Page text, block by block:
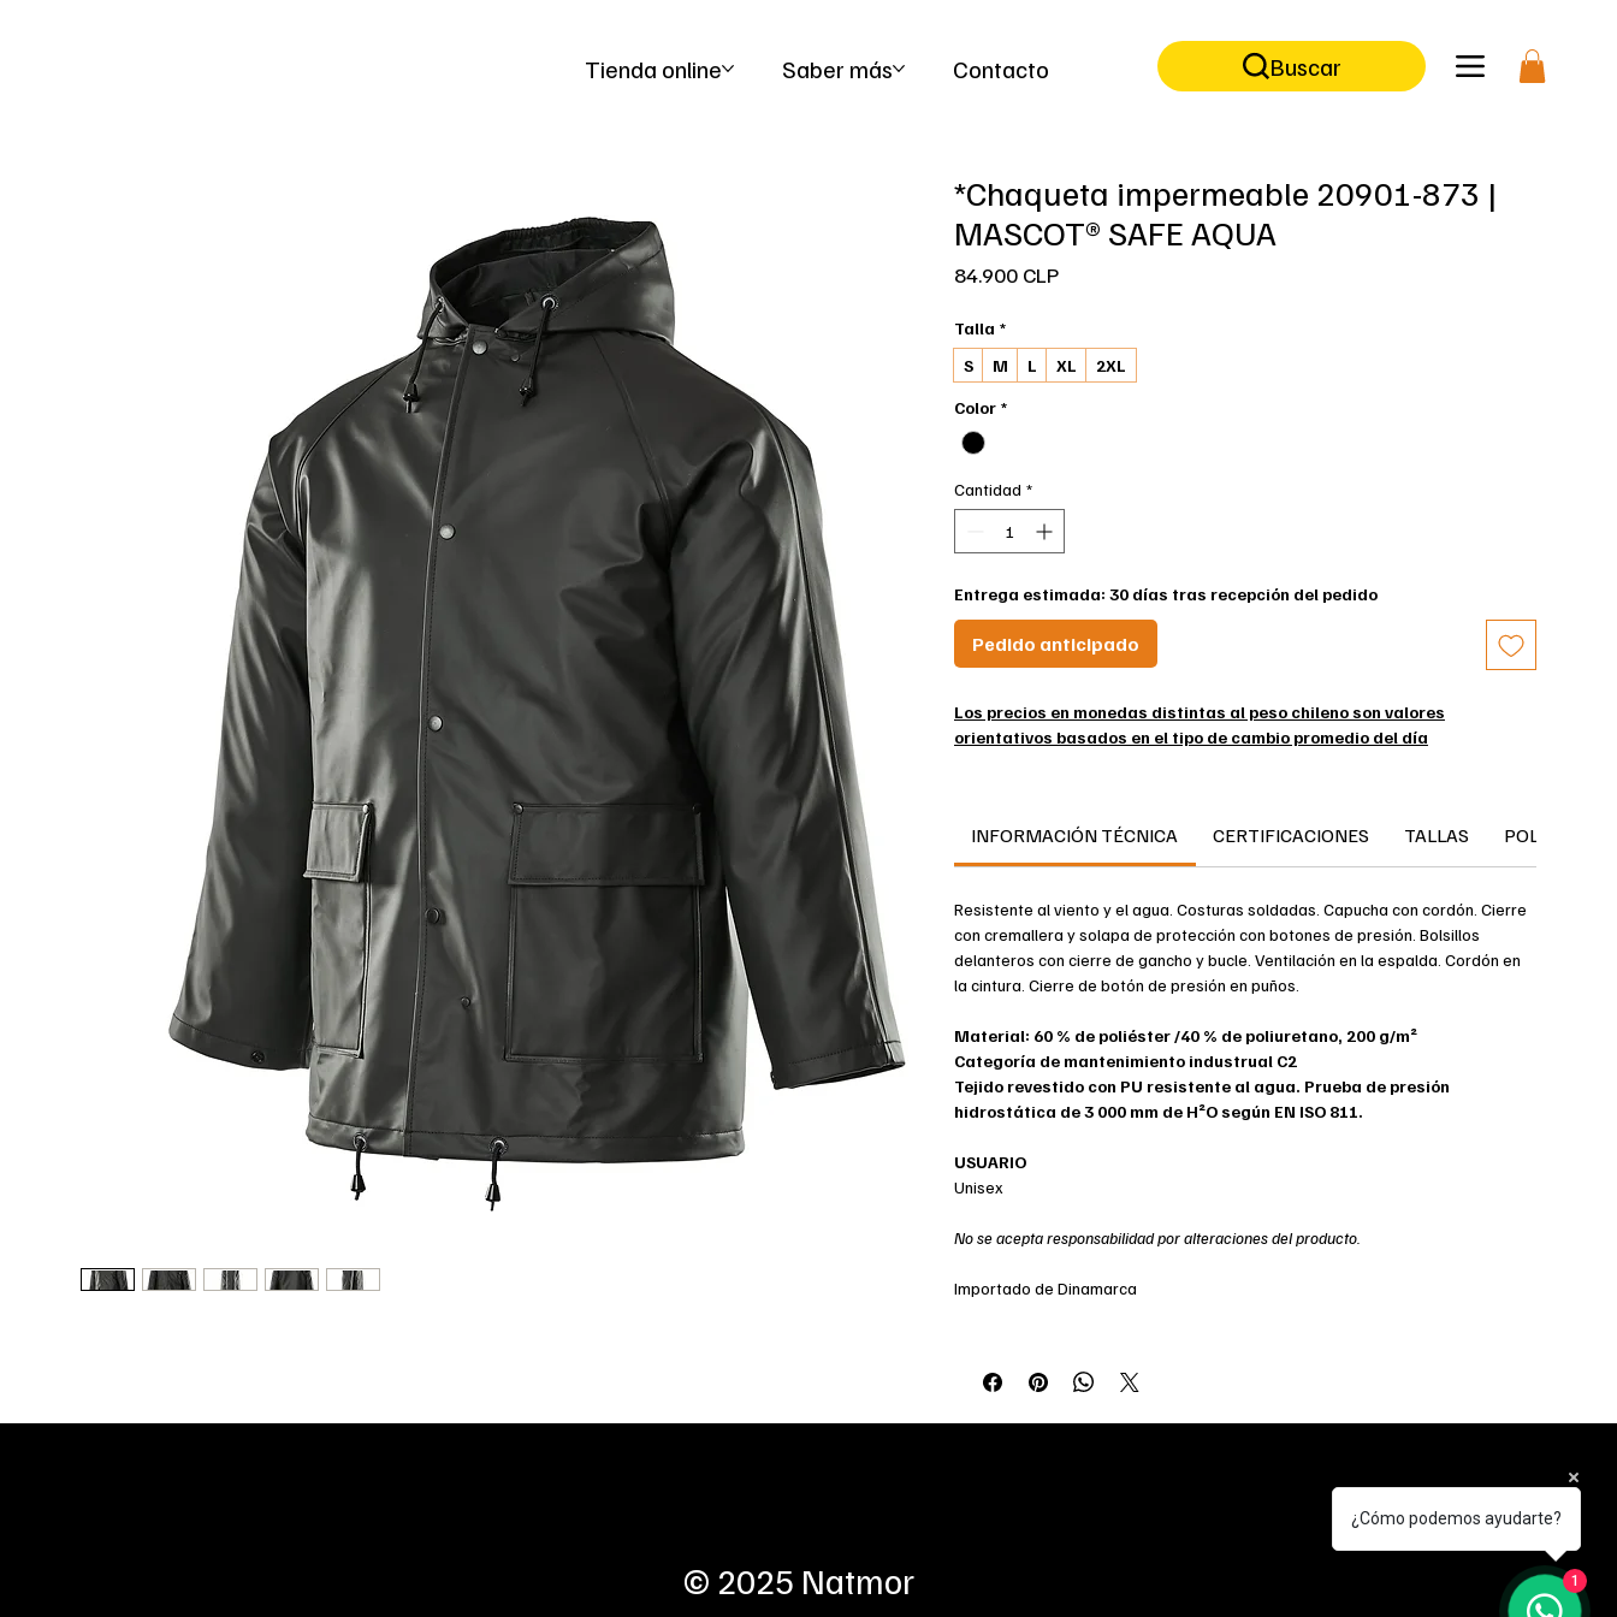
Tienda online Saber más Contacto Buscar
*Chaqueta impermeable 20901-873 |
MASCOT® SAFE AQUA
84.900 CLPPrecio
Talla *
S
M L XL 2XL
Color *
Cantidad *
Entrega estimada: 30 días tras recepción del pedido
Pedido anticipado
Los precios en monedas distintas al peso chileno son valores
orientativos basados en el tipo de cambio promedio del día
MASCOT® AQUA
Tejido resistente al agua con costuras soldadas para evitar la entrada de
agua.
Capucha con cordón.
Cierre con cremallera y solapa de protección con botones de presión.
Puños ajustables.
INFORMACIÓN TÉCNICA CERTIFICACIONES TALLAS POLÍTICA
Resistente al viento y el agua. Costuras soldadas. Capucha con cordón. Cierre
con cremallera y solapa de protección con botones de presión. Bolsillos
delanteros con cierre de gancho y bucle. Ventilación en la espalda. Cordón en
la cintura. Cierre de botón de presión en puños.
Material: 60 % de poliéster /40 % de poliuretano, 200 g/m²
Categoría de mantenimiento industrual C2
Tejido revestido con PU resistente al agua. Prueba de presión
hidrostática de 3 000 mm de H²O según EN ISO 811.
USUARIO
Unisex
No se acepta responsabilidad por alteraciones del producto.
Importado de Dinamarca
© 2025 Natmor
Tel. +56 9900 40021¿Cómo podemos ayudarte?
1